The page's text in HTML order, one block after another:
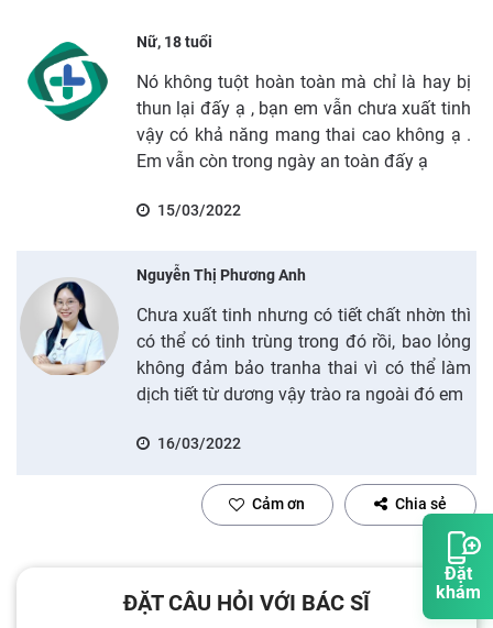
Đặt
khám
Nữ, 18 tuổi
Nó không tuột hoàn toàn mà chỉ là hay bị
thun lại đấy ạ , bạn em vẫn chưa xuất tinh
vậy có khả năng mang thai cao không ạ .
Em vẫn còn trong ngày an toàn đấy ạ
15/03/2022
Nguyễn Thị Phương Anh
Chưa xuất tinh nhưng có tiết chất nhờn thì
có thể có tinh trùng trong đó rồi, bao lỏng
không đảm bảo tranha thai vì có thể làm
dịch tiết từ dương vậy trào ra ngoài đó em
16/03/2022
Cảm ơn Chia sẻ
ĐẶT CÂU HỎI VỚI BÁC SĨ